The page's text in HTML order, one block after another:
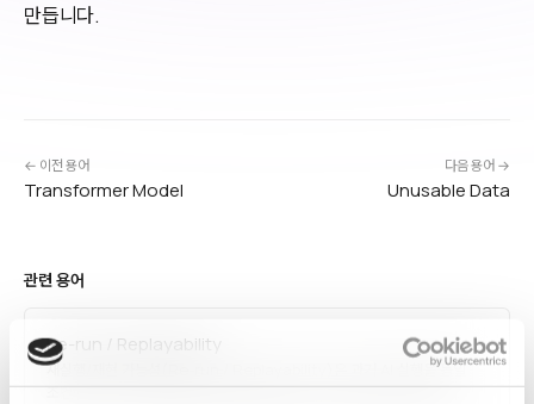
만듭니다.
← 이전 용어
Transformer Model
다음 용어 →
Unusable Data
관련 용어
Re-run / Replayability
재실행/재현 가능성(Re-run / Replayability)은 과거 AI 실행을 동일
조건에서 다시 수행해 동일한 결과를 얻을 수 있는 능력을 의미합니다.